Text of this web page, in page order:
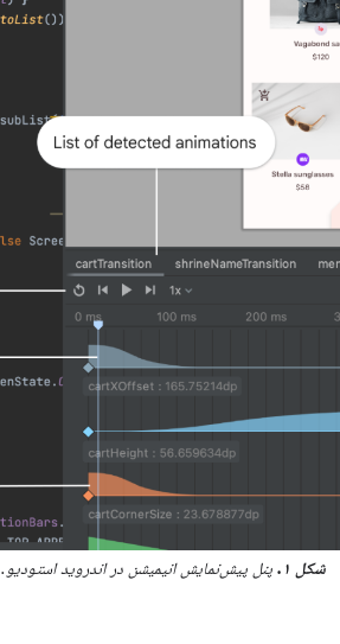
شکل ۱. پنل پیش‌نمایش انیمیشن در اندروید استودیو.